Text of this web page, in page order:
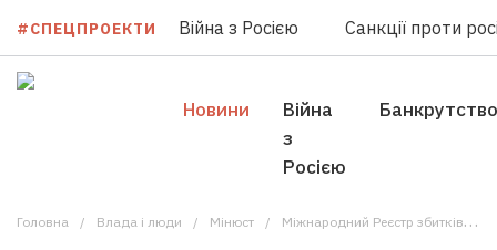
#СПЕЦПРОЕКТИ Війна з Росією Санкції проти
Новини
Війна
з
Росією
Банкрутство
Головна Влада i люди Мінюст Міжнародний Реєстр збитків готується розпочати роботу